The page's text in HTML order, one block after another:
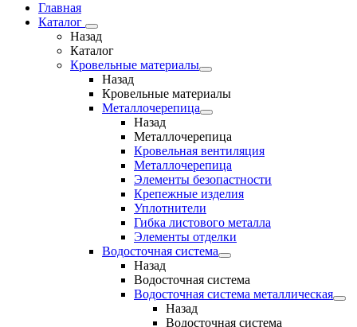
Главная
Каталог
Назад
Каталог
Кровельные материалы
Назад
Кровельные материалы
Металлочерепица
Назад
Металлочерепица
Кровельная вентиляция
Металлочерепица
Элементы безопастности
Крепежные изделия
Уплотнители
Гибка листового металла
Элементы отделки
Водосточная система
Назад
Водосточная система
Водосточная система металлическая
Назад
Водосточная система